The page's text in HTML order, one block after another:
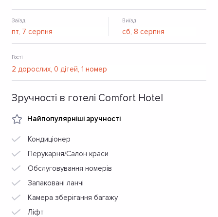
з готелем розташовані банки, магазини, офіси, фітнес
студія, ірландський паб, паркінги, нічні клуби, торгові
центри.
Заїзд Виїзд
Гості
Зручності в готелі Comfort Hotel
Найпопулярніші зручності
Кондиціонер
Перукарня/Салон краси
Обслуговування номерів
Запаковані ланчі
Камера зберігання багажу
Ліфт